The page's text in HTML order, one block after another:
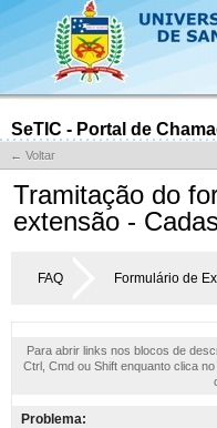
SeTIC - Portal de
← Voltar
Tramitação do
extensão -
FAQ Formulário de
Para abrir links nos blocos de
Ctrl, Cmd ou Shift enquanto clica
Problema: